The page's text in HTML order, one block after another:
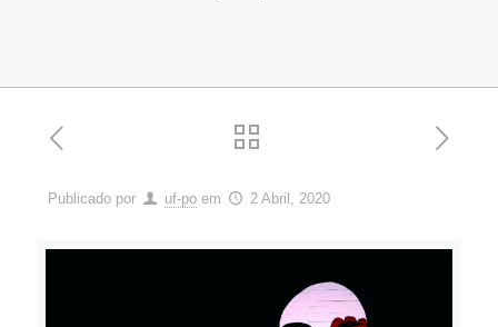
Publicado por uf-po em 2 Abril, 2020